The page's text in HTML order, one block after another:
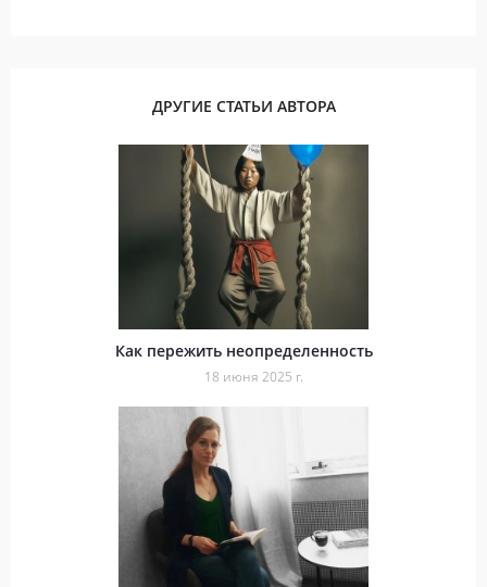
ДРУГИЕ СТАТЬИ АВТОРА
Как пережить неопределенность
18 июня 2025 г.